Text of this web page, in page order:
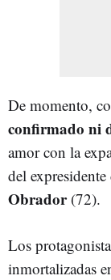
De momento,
confirmado ni
amor con la
del
Obrador (72).
Los
inmortalizadas